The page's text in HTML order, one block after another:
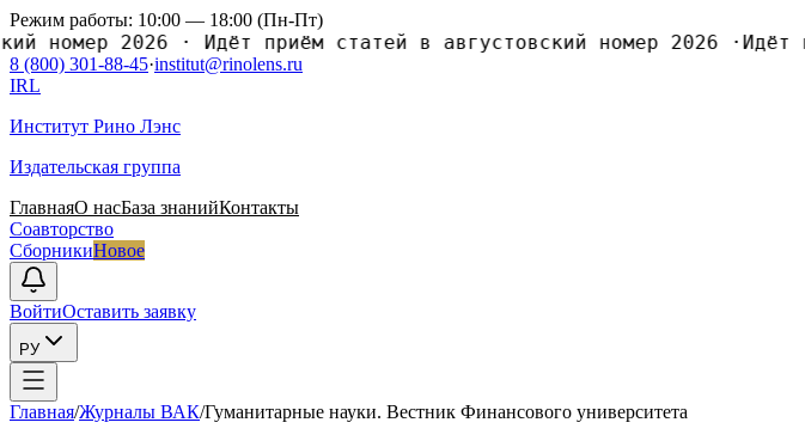
Режим работы: 10:00 — 18:00 (Пн-Пт)
номер 2026· Идёт приём статей в августовский номер 2026·Идёт
8 (800) 301-88-45·institut@rinolens.ru
IRL
Институт Рино Лэнс
Издательская группа
ГлавнаяО насБаза знанийКонтакты
Соавторство
СборникиНовое
ВойтиОставить заявку
РУ
Главная/Журналы ВАК/Гуманитарные науки. Вестник Финансового университета